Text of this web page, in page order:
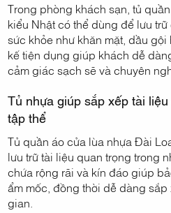
Trong phòng khách sạn, tủ
kiểu Nhật có thể dùng để lưu
sức khỏe như khăn mặt, dầu
kế tiện dụng giúp khách dễ
cảm giác sạch sẽ và chuyên
Tủ nhựa giúp sắp xếp tài
tập thể
Tủ quần áo cửa lùa nhựa Đài
lưu trữ tài liệu quan trọng trong
chứa rộng rãi và kín đáo giúp
ẩm mốc, đồng thời dễ dàng
gian.